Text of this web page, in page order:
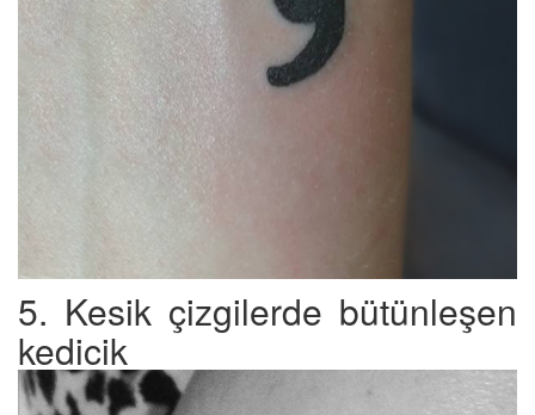
5. Kesik çizgilerde bütünleşen
kedicik